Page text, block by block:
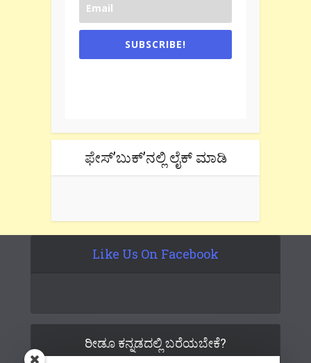
SUBSCRIBE!
ಫೇಸ್’ಬುಕ್’ನಲ್ಲಿ ಲೈಕ್ ಮಾಡಿ
Like Us On Facebook
ರೀಡೂ ಕನ್ನಡದಲ್ಲಿ ಬರೆಯಬೇಕೆ?